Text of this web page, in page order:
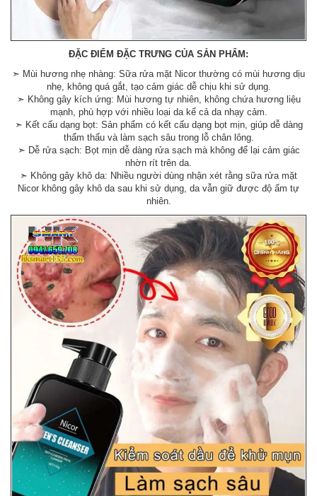
ĐẶC ĐIỂM ĐẶC TRƯNG CỦA SẢN PHẨM:
➣ Mùi hương nhẹ nhàng: Sữa rửa mặt Nicor thường có mùi hương dịu
nhẹ, không quá gắt, tạo cảm giác dễ chịu khi sử dụng.
➣ Không gây kích ứng: Mùi hương tự nhiên, không chứa hương liệu
mạnh, phù hợp với nhiều loại da kể cả da nhạy cảm.
➣ Kết cấu dạng bọt: Sản phẩm có kết cấu dạng bọt mịn, giúp dễ dàng
thẩm thấu và làm sạch sâu trong lỗ chân lông.
➣ Dễ rửa sạch: Bọt mịn dễ dàng rửa sạch mà không để lại cảm giác
nhờn rít trên da.
➣ Không gây khô da: Nhiều người dùng nhận xét rằng sữa rửa mặt
Nicor không gây khô da sau khi sử dụng, da vẫn giữ được độ ẩm tự
nhiên.